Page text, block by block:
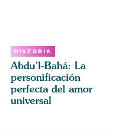
HISTORIA
Abdu’l-Bahá: La
personificación
perfecta del amor
universal